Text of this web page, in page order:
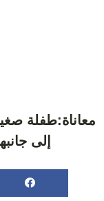
معاناة:طفلة
إلى